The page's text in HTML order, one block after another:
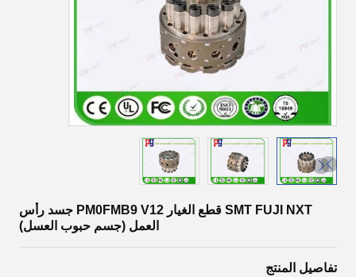
SMT FUJI NXT قطع الغيار PM0FMB9 V12 جسد رأس
العمل (جسم حبوب العسل)
تفاصيل المنتج